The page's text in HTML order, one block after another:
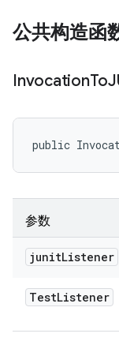
公共构造函
InvocationTo
public
参数
junitListener
TestListener